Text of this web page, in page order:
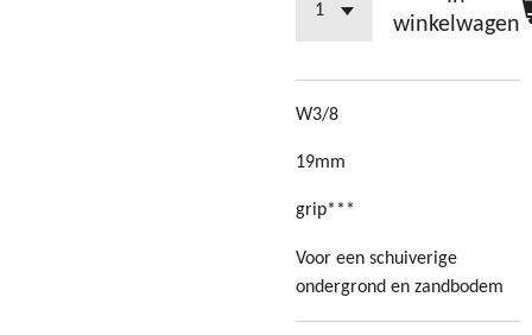
winkelwagen
W3/8
19mm
grip***
Voor een schuiverige
ondergrond en zandbodem